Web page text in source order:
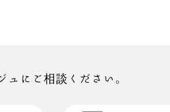
にご相談ください。